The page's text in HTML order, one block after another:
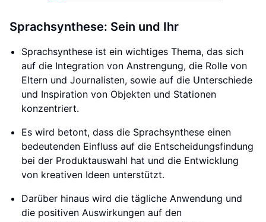
Sprachsynthese: Sein und Ihr
Sprachsynthese ist ein wichtiges Thema, das sich
auf die Integration von Anstrengung, die Rolle von
Eltern und Journalisten, sowie auf die Unterschiede
und Inspiration von Objekten und Stationen
konzentriert.
Es wird betont, dass die Sprachsynthese einen
bedeutenden Einfluss auf die Entscheidungsfindung
bei der Produktauswahl hat und die Entwicklung
von kreativen Ideen unterstützt.
Darüber hinaus wird die tägliche Anwendung und
die positiven Auswirkungen auf den